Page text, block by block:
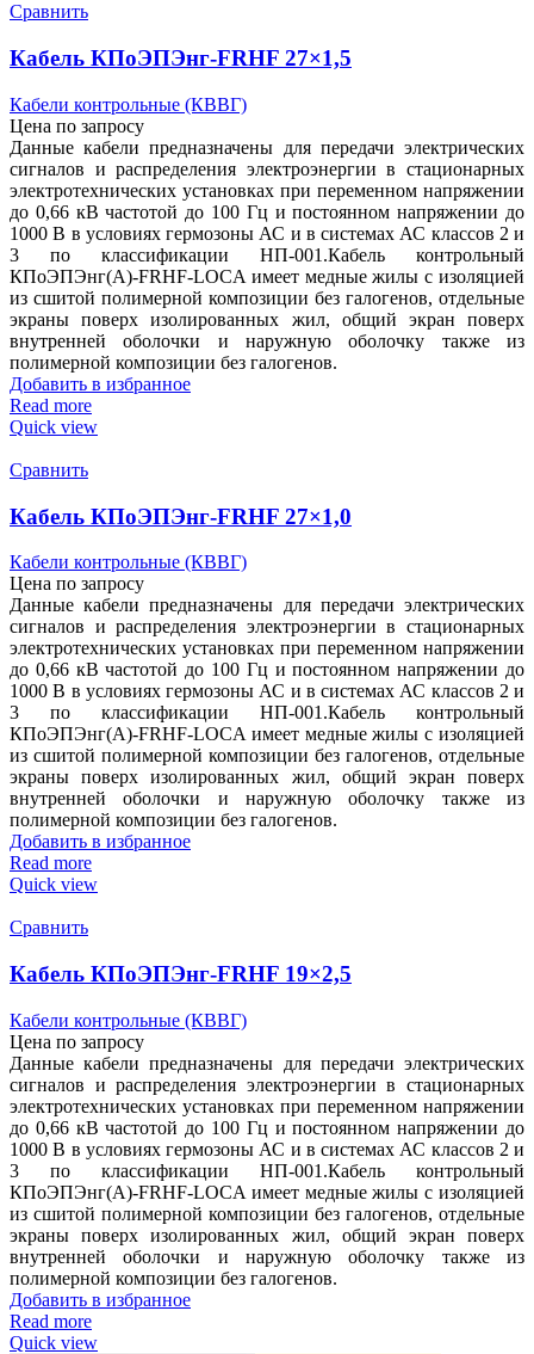
Сравнить
Кабель КПоЭПЭнг-FRHF 27×1,5
Кабели контрольные (КВВГ)
Цена по запросу
Данные кабели предназначены для передачи электрических
сигналов и распределения электроэнергии в стационарных
электротехнических установках при переменном напряжении
до 0,66 кВ частотой до 100 Гц и постоянном напряжении до
1000 В в условиях гермозоны АС и в системах АС классов 2 и
3 по классификации НП-001.Кабель контрольный
КПоЭПЭнг(А)-FRHF-LOCA имеет медные жилы с изоляцией
из сшитой полимерной композиции без галогенов, отдельные
экраны поверх изолированных жил, общий экран поверх
внутренней оболочки и наружную оболочку также из
полимерной композиции без галогенов.
Добавить в избранное
Read more
Quick view
Сравнить
Кабель КПоЭПЭнг-FRHF 27×1,0
Кабели контрольные (КВВГ)
Цена по запросу
Данные кабели предназначены для передачи электрических
сигналов и распределения электроэнергии в стационарных
электротехнических установках при переменном напряжении
до 0,66 кВ частотой до 100 Гц и постоянном напряжении до
1000 В в условиях гермозоны АС и в системах АС классов 2 и
3 по классификации НП-001.Кабель контрольный
КПоЭПЭнг(А)-FRHF-LOCA имеет медные жилы с изоляцией
из сшитой полимерной композиции без галогенов, отдельные
экраны поверх изолированных жил, общий экран поверх
внутренней оболочки и наружную оболочку также из
полимерной композиции без галогенов.
Добавить в избранное
Read more
Quick view
Сравнить
Кабель КПоЭПЭнг-FRHF 19×2,5
Кабели контрольные (КВВГ)
Цена по запросу
Данные кабели предназначены для передачи электрических
сигналов и распределения электроэнергии в стационарных
электротехнических установках при переменном напряжении
до 0,66 кВ частотой до 100 Гц и постоянном напряжении до
1000 В в условиях гермозоны АС и в системах АС классов 2 и
3 по классификации НП-001.Кабель контрольный
КПоЭПЭнг(А)-FRHF-LOCA имеет медные жилы с изоляцией
из сшитой полимерной композиции без галогенов, отдельные
экраны поверх изолированных жил, общий экран поверх
внутренней оболочки и наружную оболочку также из
полимерной композиции без галогенов.
Добавить в избранное
Read more
Quick view